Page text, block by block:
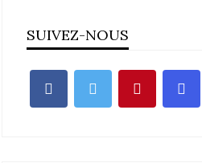
SUIVEZ-NOUS